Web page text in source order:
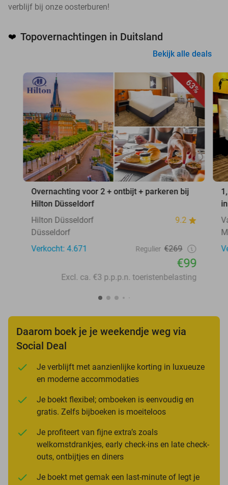
verblijf bij onze oosterburen!
❤️ Topovernachtingen in Duitsland
Bekijk alle deals
63%
Overnachting voor 2 + ontbijt + parkeren bij
Hilton Düsseldorf
Hilton Düsseldorf
9.2
Düsseldorf
Verkocht: 4.671
Regulier €269
€99
Excl. ca. €3 p.p.p.n. toeristenbelasting
Daarom boek je je weekendje weg via
Social Deal
Je verblijft met aanzienlijke korting in luxueuze
en moderne accommodaties
Je boekt flexibel; omboeken is eenvoudig en
gratis. Zelfs bijboeken is moeiteloos
Je profiteert van fijne extra’s zoals
welkomstdrankjes, early check-ins en late check-
outs, ontbijtjes en diners
Je boekt met gemak een last-minute of legt je